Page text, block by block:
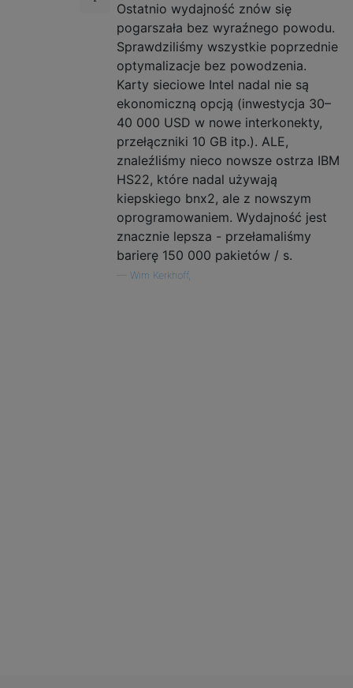
Ostatnio wydajność znów się
pogarszała bez wyraźnego powodu.
Sprawdziliśmy wszystkie poprzednie
optymalizacje bez powodzenia.
Karty sieciowe Intel nadal nie są
ekonomiczną opcją (inwestycja 30–
40 000 USD w nowe interkonekty,
przełączniki 10 GB itp.). ALE,
znaleźliśmy nieco nowsze ostrza IBM
HS22, które nadal używają
kiepskiego bnx2, ale z nowszym
oprogramowaniem. Wydajność jest
znacznie lepsza - przełamaliśmy
barierę 150 000 pakietów / s.
Wim Kerkhoff,